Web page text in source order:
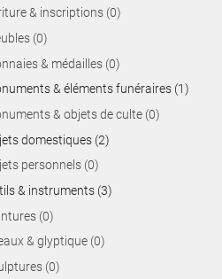
& inscriptions (0)
(0)
& médailles (0)
& éléments funéraires (1)
& objets de culte (0)
domestiques (2)
personnels (0)
& instruments (3)
(0)
& glyptique (0)
(0)